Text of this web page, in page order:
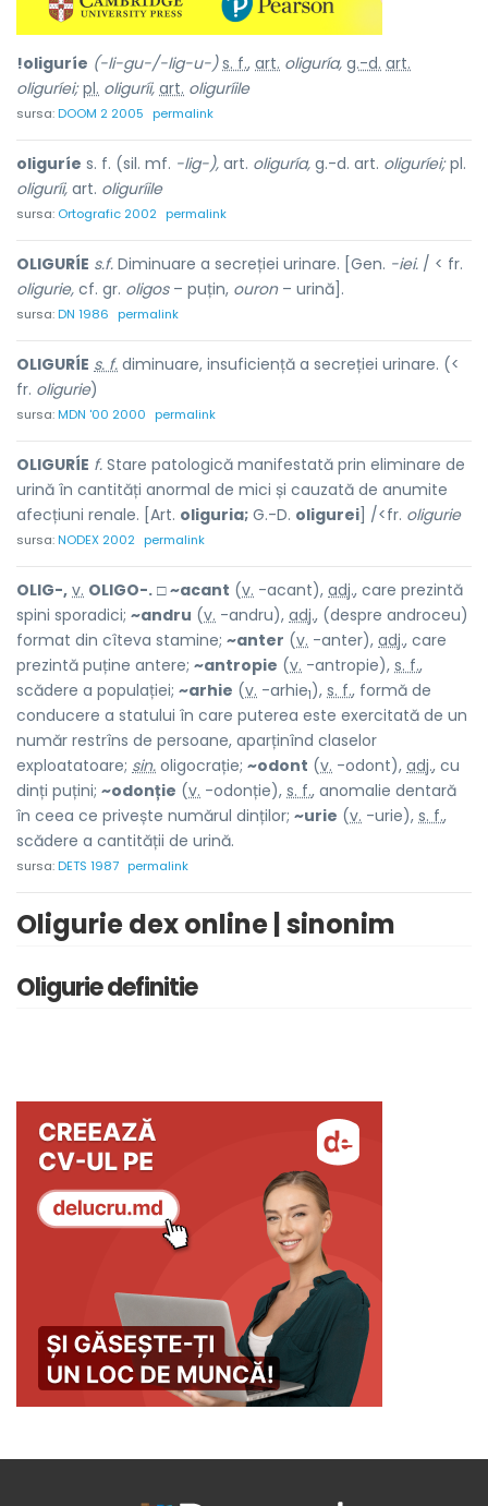
!oliguríe (-li-gu-/-lig-u-) s. f., art. oliguría, g.-d. art.
oliguríei; pl. oliguríi, art. oliguríile
sursa:DOOM 2 2005 permalink
oliguríe s. f. (sil. mf. -lig-), art. oliguría, g.-d. art. oliguríei;pl.
oliguríi, art. oliguríile
sursa: Ortografic 2002 permalink
OLIGURÍE s.f. Diminuare a secreției urinare. [Gen. -iei. / < fr.
oligurie, cf. gr. oligos– puțin, ouron– urină].
sursa:DN 1986 permalink
OLIGURÍE s. f. diminuare, insuficiență a secreției urinare. (<
fr. oligurie)
sursa:MDN '00 2000 permalink
OLIGURÍE f. Stare patologică manifestată prin eliminare de
urină în cantități anormal de mici și cauzată de anumite
afecțiuni renale. [Art. oliguria; G.-D. oligurei ] /<fr. oligurie
sursa:NODEX 2002 permalink
OLIG-, v. OLIGO-. □~acant (v. -acant), adj., care prezintă
spini sporadici; ~andru (v. -andru), adj., (despre androceu)
format din cîteva stamine; ~anter (v. -anter), adj., care
prezintă puține antere; ~antropie (v. -antropie), s. f.,
scădere a populației; ~arhie (v. -arhie1), s. f., formă de
conducere a statului în care puterea este exercitată de un
număr restrîns de persoane, aparținînd claselor
exploatatoare; sin. oligocrație; ~odont (v. -odont), adj., cu
dinți puțini; ~odonție (v. -odonție), s. f., anomalie dentară
în ceea ce privește numărul dinților; ~urie (v. -urie), s. f.,
scădere a cantității de urină.
sursa:DETS 1987 permalink
Oligurie dex online | sinonim
Oligurie definitie